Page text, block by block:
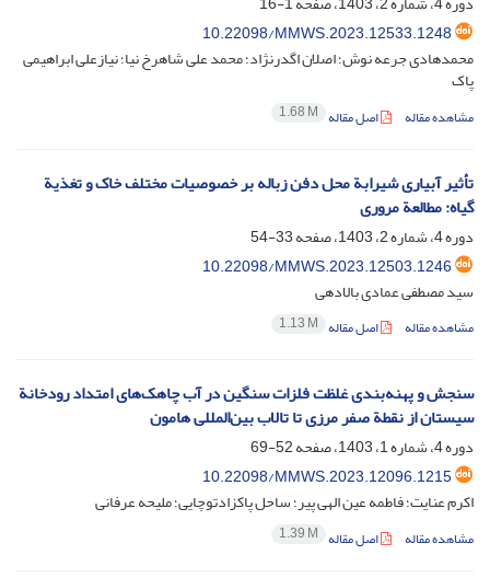
10.22098/MMWS.2023.12533.1248
محمدهادی جرعه نوش؛ اصلان اگدرنژاد؛ محمد علی شاهرخ نیا؛ نیازعلی ابراهیمی
پاک
مشاهده مقاله اصل مقاله 1.68 M
تأثیر آبیاری شیرابة محل دفن زباله بر خصوصیات مختلف خاک و تغذیة
گیاه: مطالعة مروری
دوره 4، شماره 2، 1403، صفحه
33-54
10.22098/MMWS.2023.12503.1246
سید مصطفی عمادی بالادهی
مشاهده مقاله اصل مقاله 1.13 M
سنجش و پهنه‌بندی غلظت فلزات سنگین در آب چاهک‌های امتداد رودخانة
سیستان از نقطة صفر مرزی تا تالاب بین‌المللی هامون
دوره 4، شماره 1، 1403، صفحه
52-69
10.22098/MMWS.2023.12096.1215
اکرم عنایت؛ فاطمه عین الهی پیر؛ ساحل پاکزادتوچایی؛ ملیحه عرفانی
مشاهده مقاله اصل مقاله 1.39 M